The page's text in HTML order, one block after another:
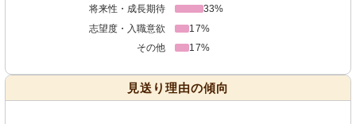
将来性・成長期待
33%
志望度・入職意欲
17%
その他
17%
見送り理由の傾向